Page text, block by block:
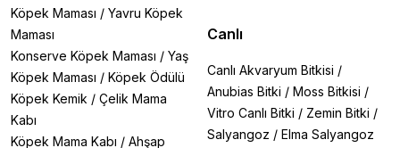
Köpek Maması / Yavru Köpek
Maması
Konserve Köpek Maması / Yaş
Köpek Maması / Köpek Ödülü
Köpek Kemik / Çelik Mama
Kabı
Köpek Mama Kabı / Ahşap
Canlı
Canlı Akvaryum Bitkisi /
Anubias Bitki / Moss Bitkisi /
Vitro Canlı Bitki / Zemin Bitki /
Salyangoz / Elma Salyangoz